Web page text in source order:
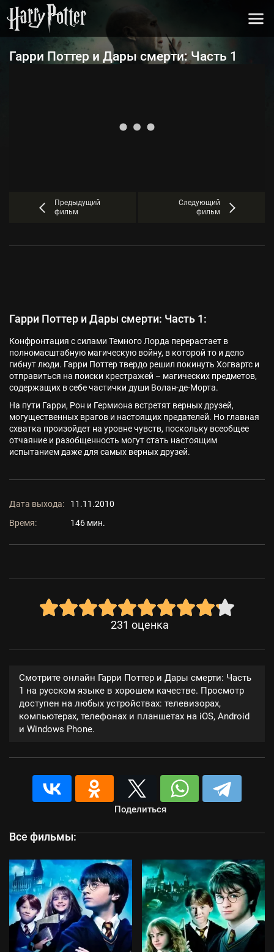
Гарри Поттер и Дары смерти: Часть 1
Предыдущий
фильм
Следующий
фильм
Гарри Поттер и Дары смерти: Часть 1:
Конфронтация с силами Темного Лорда перерастает в
полномасштабную магическую войну, в которой то и дело
гибнут люди. Гарри Поттер твердо решил покинуть Хогвартс и
отправиться на поиски крестражей – магических предметов,
содержащих в себе частички души Волан-де-Морта.
На пути Гарри, Рон и Гермиона встретят верных друзей,
могущественных врагов и настоящих предателей. Но главная
схватка произойдет на уровне чувств, поскольку всеобщее
отчаяние и разобщенность могут стать настоящим
испытанием даже для самых верных друзей.
Дата выхода:
11.11.2010
Время:
146 мин.
231 оценка
Смотрите онлайн Гарри Поттер и Дары смерти: Часть
1 на русском языке в хорошем качестве. Просмотр
доступен на любых устройствах: телевизорах,
компьютерах, телефонах и планшетах на iOS, Android
и Windows Phone.
Поделиться
Все фильмы: